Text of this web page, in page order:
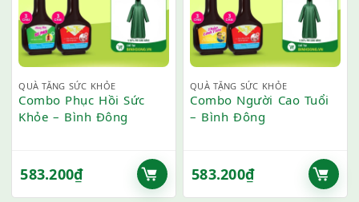
QUÀ TẶNG SỨC KHỎE
Combo Phục Hồi Sức
Khỏe – Bình Đông
583.200₫
QUÀ TẶNG SỨC KHỎE
Combo Người Cao Tuổi
– Bình Đông
583.200₫